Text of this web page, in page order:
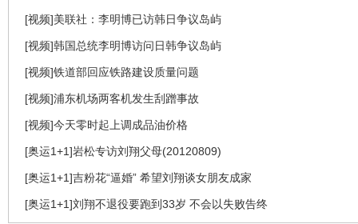
[视频]美联社：李明博已访韩日争议岛屿
[视频]韩国总统李明博访问日韩争议岛屿
[视频]铁道部回应铁路建设质量问题
[视频]浦东机场两客机发生刮蹭事故
[视频]今天零时起上调成品油价格
[奥运1+1]岩松专访刘翔父母(20120809)
[奥运1+1]吉粉花“逼婚” 希望刘翔谈女朋友成家
[奥运1+1]刘翔不退役要跑到33岁 不会以失败告终